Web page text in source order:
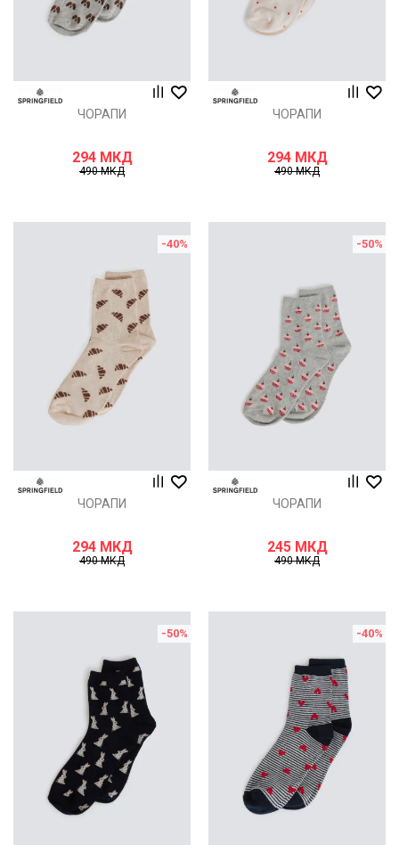
ЧОРАПИ
294 МКД
490МКД
ЧОРАПИ
294 МКД
490МКД
-40%
ЧОРАПИ
294 МКД
490МКД
-50%
ЧОРАПИ
245 МКД
490МКД
-50% -40%